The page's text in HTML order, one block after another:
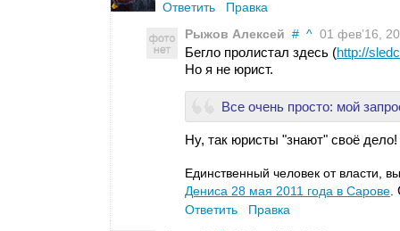
Ответить
Правка
Рыжов Алексей # ^ 01 фев’16,
Бегло пролистал здесь (http://
Но я не юрист.
Все очень просто: мой
Ну, так юристы "знают" своё
Единственный человек от власти,
Дениса 28 мая 2011 года в Сарове.
Ответить
Правка